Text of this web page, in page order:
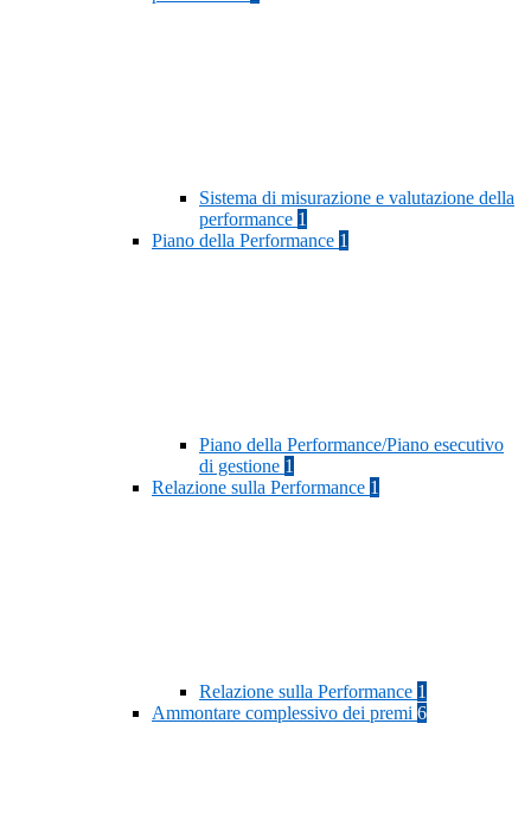
Sistema di misurazione e valutazione della
performance 1
Piano della Performance 1
Piano della Performance/Piano esecutivo
di gestione 1
Relazione sulla Performance 1
Relazione sulla Performance 1
Ammontare complessivo dei premi 6